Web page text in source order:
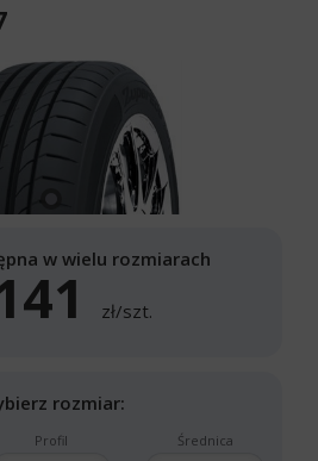
w wielu rozmiarach
zł/szt.
rozmiar:
Profil Średnica